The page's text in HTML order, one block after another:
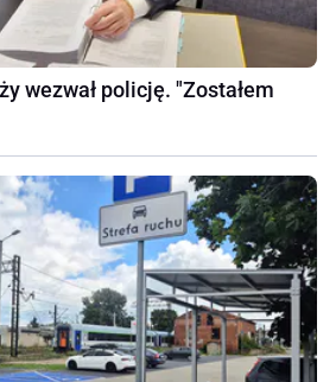
wezwał policję. "Zostałem